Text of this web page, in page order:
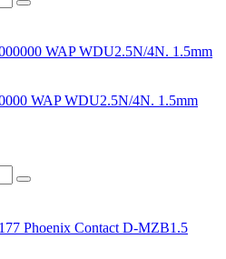
WAP WDU2.5N/4N. 1.5mm